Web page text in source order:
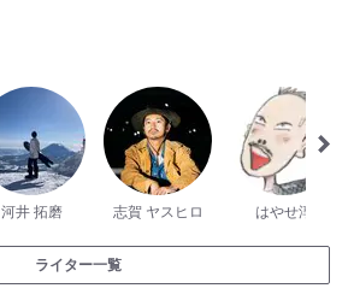
河井 拓磨 志賀 ヤスヒロ はやせ淳
ライター一覧